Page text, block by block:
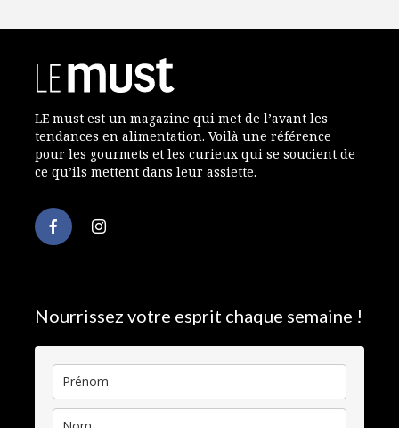
LE must est un magazine qui met de l’avant les
tendances en alimentation. Voilà une référence
pour les gourmets et les curieux qui se soucient de
ce qu’ils mettent dans leur assiette.
Nourrissez votre esprit chaque semaine !